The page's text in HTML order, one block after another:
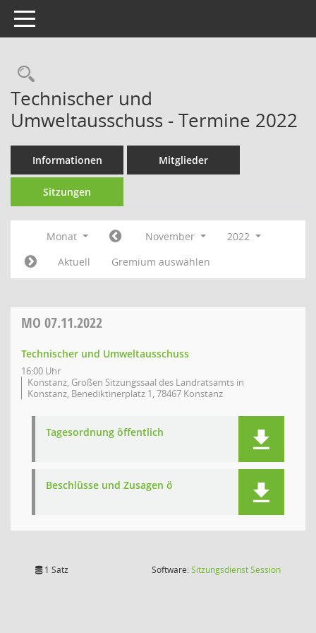
Toggle navigation
Technischer und
Umweltausschuss - Termine 2022
Informationen Mitglieder
Sitzungen
Monat November
2022
Aktuell
Gremium auswählen
MO 07.11.2022
Technischer und Umweltausschuss
16:00 Uhr
Konstanz, Großen Sitzungssaal des Landratsamts in
Konstanz, Benediktinerplatz 1, 78467 Konstanz
Tagesordnung öffentlich
Beschlüsse und Zusagen ö
1 Satz Software:SitzungsdienstSession(Wird in